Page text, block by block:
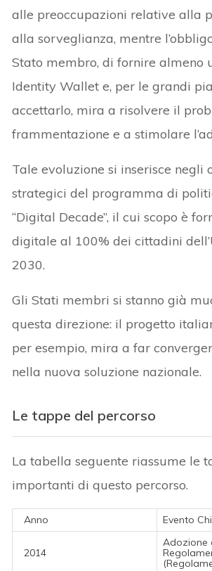
alle preoccupazioni relative alla
alla sorveglianza, mentre
Stato membro, di fornire almeno
Identity Wallet e, per le grandi
accettarlo, mira a risolvere il
frammentazione e a stimolare
Tale evoluzione si inserisce negli
strategici del programma di
“Digital Decade”, il cui scopo è
digitale al 100% dei cittadini
2030.
Gli Stati membri si stanno già
questa direzione: il progetto
per esempio, mira a far
nella nuova soluzione nazionale.
Le tappe del percorso
La tabella seguente riassume le
importanti di questo percorso.
Anno Evento
2014
Adozione